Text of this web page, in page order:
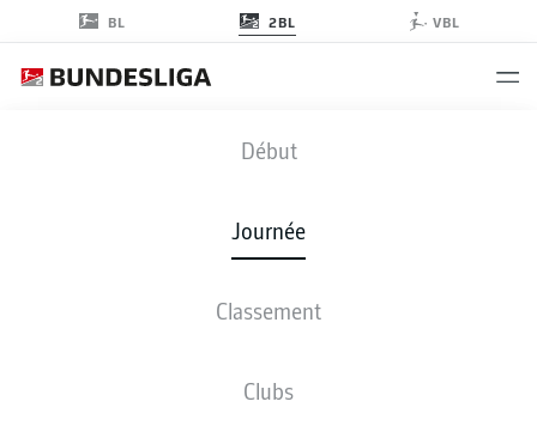
BL 2BL VBL
Début
Journée
Classement
Clubs
FCN - FCM
COMPOSITIONS STATISTIQUES